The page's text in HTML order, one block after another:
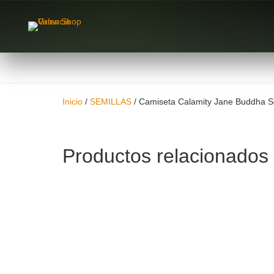
Inicio / SEMILLAS / Camiseta Calamity Jane Buddha
Productos relacionados